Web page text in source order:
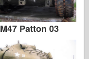
M47 Patton 03